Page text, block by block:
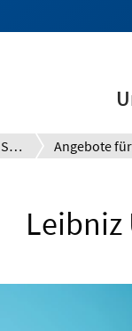
Orientierung & Studienentscheidung
Leibniz